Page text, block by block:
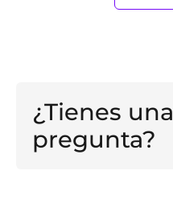
¿Tienes una
pregunta?